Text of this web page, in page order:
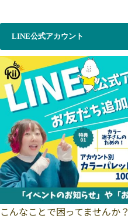
LINE公式アカウント
こんなことで困ってませんか？